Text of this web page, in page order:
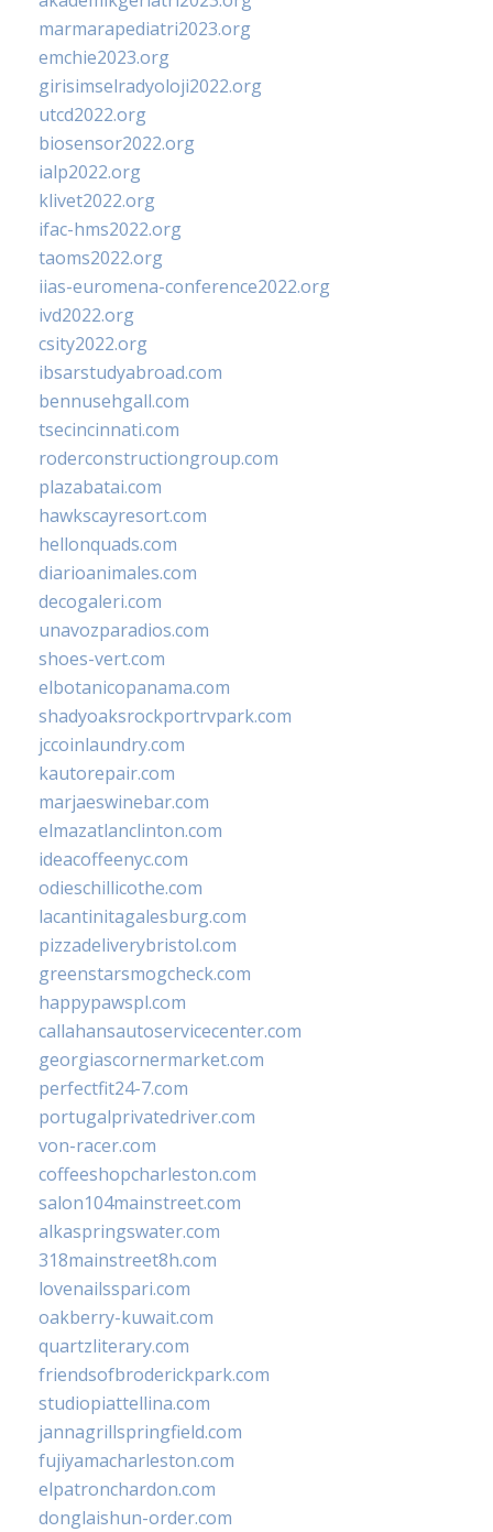
marmarapediatri2023.org
emchie2023.org
girisimselradyoloji2022.org
utcd2022.org
biosensor2022.org
ialp2022.org
klivet2022.org
ifac-hms2022.org
taoms2022.org
iias-euromena-conference2022.org
ivd2022.org
csity2022.org
ibsarstudyabroad.com
bennusehgall.com
tsecincinnati.com
roderconstructiongroup.com
plazabatai.com
hawkscayresort.com
hellonquads.com
diarioanimales.com
decogaleri.com
unavozparadios.com
shoes-vert.com
elbotanicopanama.com
shadyoaksrockportrvpark.com
jccoinlaundry.com
kautorepair.com
marjaeswinebar.com
elmazatlanclinton.com
ideacoffeenyc.com
odieschillicothe.com
lacantinitagalesburg.com
pizzadeliverybristol.com
greenstarsmogcheck.com
happypawspl.com
callahansautoservicecenter.com
georgiascornermarket.com
perfectfit24-7.com
portugalprivatedriver.com
von-racer.com
coffeeshopcharleston.com
salon104mainstreet.com
alkaspringswater.com
318mainstreet8h.com
lovenailsspari.com
oakberry-kuwait.com
quartzliterary.com
friendsofbroderickpark.com
studiopiattellina.com
jannagrillspringfield.com
fujiyamacharleston.com
elpatronchardon.com
donglaishun-order.com